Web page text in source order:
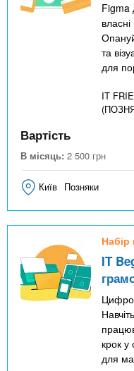
Figma
та
для
IT
Вартість
В місяць: 2 500 грн
Київ Позняки
Набір
IT
крок у
для